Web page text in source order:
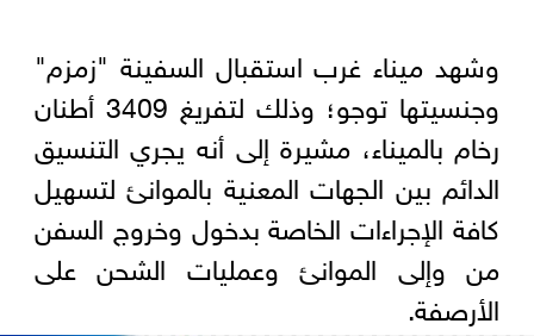
وشهد ميناء غرب استقبال السفينة "زمزم"
وجنسيتها توجو؛ وذلك لتفريغ 3409 أطنان
رخام بالميناء، مشيرة إلى أنه يجري التنسيق
الدائم بين الجهات المعنية بالموانئ لتسهيل
كافة الإجراءات الخاصة بدخول وخروج السفن
من وإلى الموانئ وعمليات الشحن على
الأرصفة.